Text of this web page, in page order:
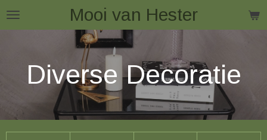
Ga
direct
hoofdinhoud
Mooi van Hester
Diverse Decoratie